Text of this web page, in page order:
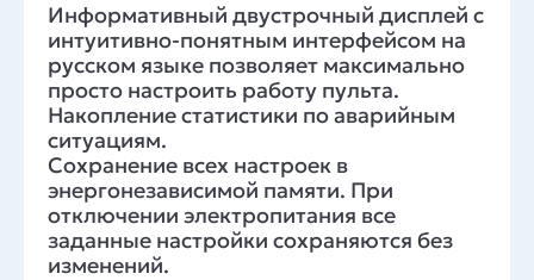
Информативный двустрочный дисплей с
интуитивно-понятным интерфейсом на
русском языке позволяет максимально
просто настроить работу пульта.
Накопление статистики по аварийным
ситуациям.
Сохранение всех настроек в
энергонезависимой памяти. При
отключении электропитания все
заданные настройки сохраняются без
изменений.